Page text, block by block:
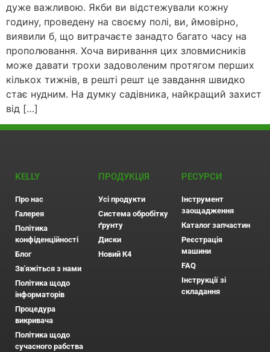
дуже важливою. Якби ви відстежували кожну
годину, проведену на своєму полі, ви, ймовірно,
виявили б, що витрачаєте занадто багато часу на
прополювання. Хоча виривання цих зловмисників
може давати трохи задоволеним протягом перших
кількох тижнів, в решті решт це завдання швидко
стає нудним. На думку садівника, найкращий захист
від […]
KELLY
Про нас
Галерея
Політика
конфіденційності
Блог
Зв'яжіться з нами
Політика щодо
інформаторів
Процедура
викривача
Політика щодо
сучасного рабства
ПРОДУКЦІЯ
Усі продукти
Система обробітку
ґрунту
Диски
Новий К4
РЕСУРСИ
Інструмент
заощадження
Каталог запчастин
Реєстрація
машини
FAQ
Інструкції зі
складання